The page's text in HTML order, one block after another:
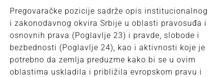
Pregovaračke pozicije sadrže opis institucionalnog
i zakonodavnog okvira Srbije u oblasti pravosuđa i
osnovnih prava (Poglavlje 23) i pravde, slobode i
bezbednosti (Poglavlje 24), kao i aktivnosti koje je
potrebno da zemlja preduzme kako bi se u ovim
oblastima uskladila i približila evropskom pravu i